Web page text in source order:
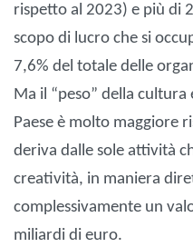
rispetto al 2023) e più di
scopo di lucro che si
7,6% del totale delle
Ma il “peso” della
Paese è molto maggiore
deriva dalle sole attività
creatività, in maniera
complessivamente un
miliardi di euro.